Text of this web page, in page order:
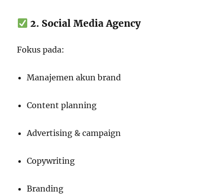
2. Social Media Agency
Fokus pada:
Manajemen akun brand
Content planning
Advertising & campaign
Copywriting
Branding